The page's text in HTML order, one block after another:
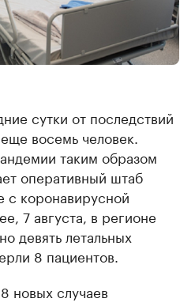
сутки от последствий
восемь человек.
таким образом
оперативный штаб
с коронавирусной
7 августа, в регионе
девять летальных
8 пациентов.
новых случаев